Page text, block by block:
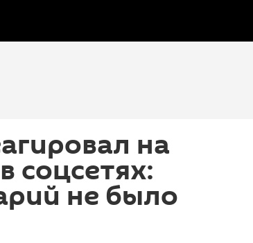
на
соцсетях:
не было